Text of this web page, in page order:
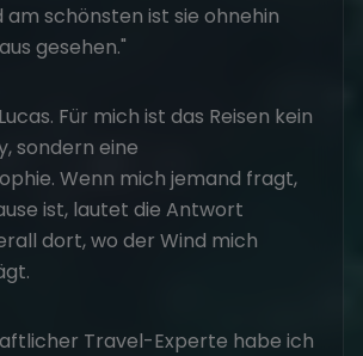
am schönsten ist sie ohnehin
gesehen."
Für mich ist das Reisen kein
sondern eine
Wenn mich jemand fragt,
ist, lautet die Antwort
dort, wo der Wind mich
Travel-Experte habe ich